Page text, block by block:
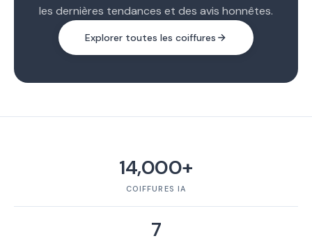
les dernières tendances et des avis honnêtes.
Explorer toutes les coiffures
14,000+
COIFFURES IA
7